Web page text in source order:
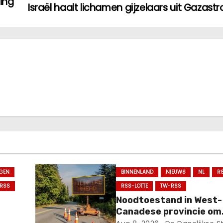
Israël haalt lichamen gijzelaars uit
BINNENLAND NIEUWS NL
RSS-LOTTE
TW-RSS
Noodtoestand in West-
Canadese provincie om